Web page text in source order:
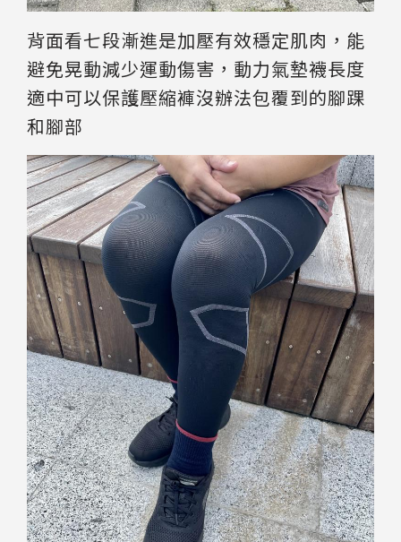
背面看七段漸進是加壓有效穩定肌肉，能
避免晃動減少運動傷害，動力氣墊襪長度
適中可以保護壓縮褲沒辦法包覆到的腳踝
和腳部